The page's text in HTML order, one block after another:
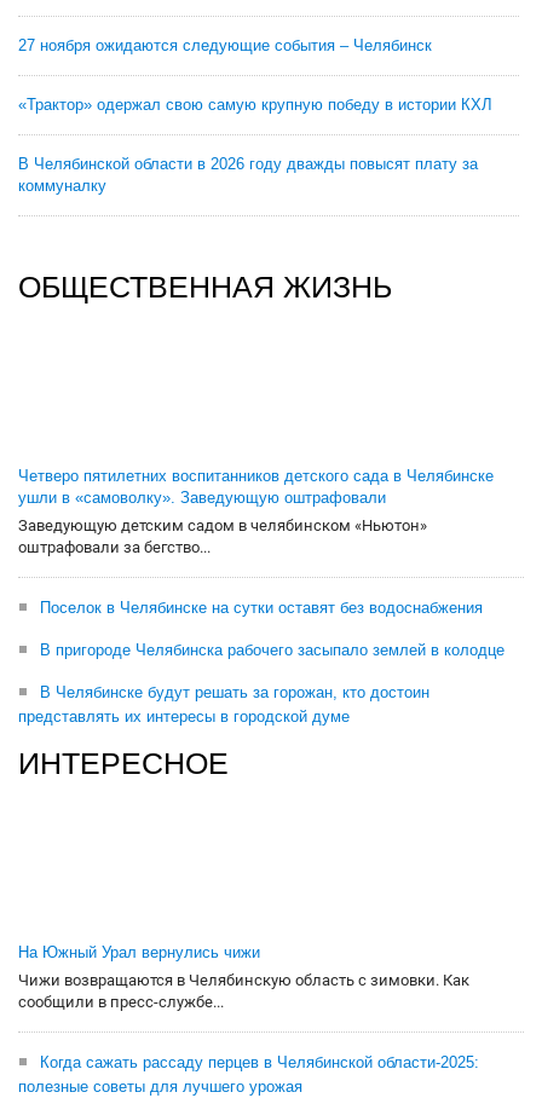
27 ноября ожидаются следующие события – Челябинск
«Трактор» одержал свою самую крупную победу в истории КХЛ
В Челябинской области в 2026 году дважды повысят плату за
коммуналку
ОБЩЕСТВЕННАЯ ЖИЗНЬ
Четверо пятилетних воспитанников детского сада в Челябинске
ушли в «самоволку». Заведующую оштрафовали
Заведующую детским садом в челябинском «Ньютон»
оштрафовали за бегство...
Поселок в Челябинске на сутки оставят без водоснабжения
В пригороде Челябинска рабочего засыпало землей в колодце
В Челябинске будут решать за горожан, кто достоин
представлять их интересы в городской думе
ИНТЕРЕСНОЕ
На Южный Урал вернулись чижи
Чижи возвращаются в Челябинскую область с зимовки. Как
сообщили в пресс-службе...
Когда сажать рассаду перцев в Челябинской области-2025:
полезные советы для лучшего урожая